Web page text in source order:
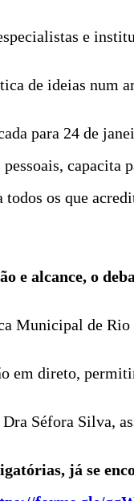
e
de ideias num
para 24 de
capacita
os que
e alcance, o
Municipal de
em direto,
Dra Séfora Silva,
já se